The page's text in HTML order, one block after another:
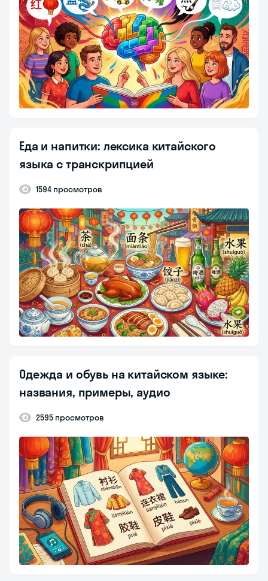
Еда и напитки: лексика китайского
языка с транскрипцией
1594 просмотров
Одежда и обувь на китайском языке:
названия, примеры, аудио
2595 просмотров